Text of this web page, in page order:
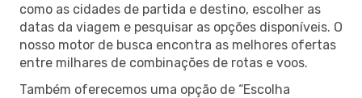
como as cidades de partida e destino, escolher as
datas da viagem e pesquisar as opções disponíveis. O
nosso motor de busca encontra as melhores ofertas
entre milhares de combinações de rotas e voos.
Também oferecemos uma opção de “Escolha